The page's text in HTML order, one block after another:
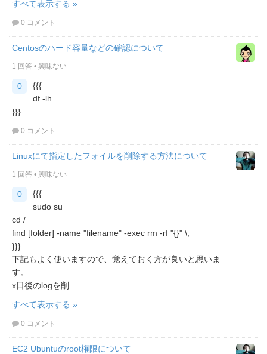
すべて表示する »
0 コメント
Centosのハード容量などの確認について
1 回答 • 興味ない
0
{{{
df -lh
}}}
0 コメント
Linuxにて指定したフォイルを削除する方法について
1 回答 • 興味ない
0
{{{
sudo su
cd /
find [folder] -name "filename" -exec rm -rf "{}" \;
}}}
下記もよく使いますので、覚えておく方が良いと思いま
す。
x日後のlogを削...
すべて表示する »
0 コメント
EC2 Ubuntuのroot権限について